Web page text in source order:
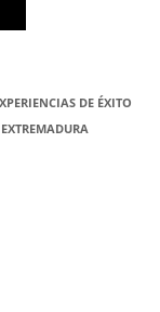
DE ÉXITO